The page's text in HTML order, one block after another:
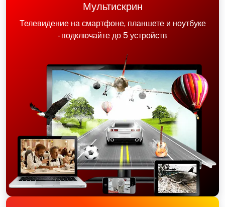
Мультискрин
Телевидение на смартфоне, планшете и ноутбуке
- подключайте до 5 устройств